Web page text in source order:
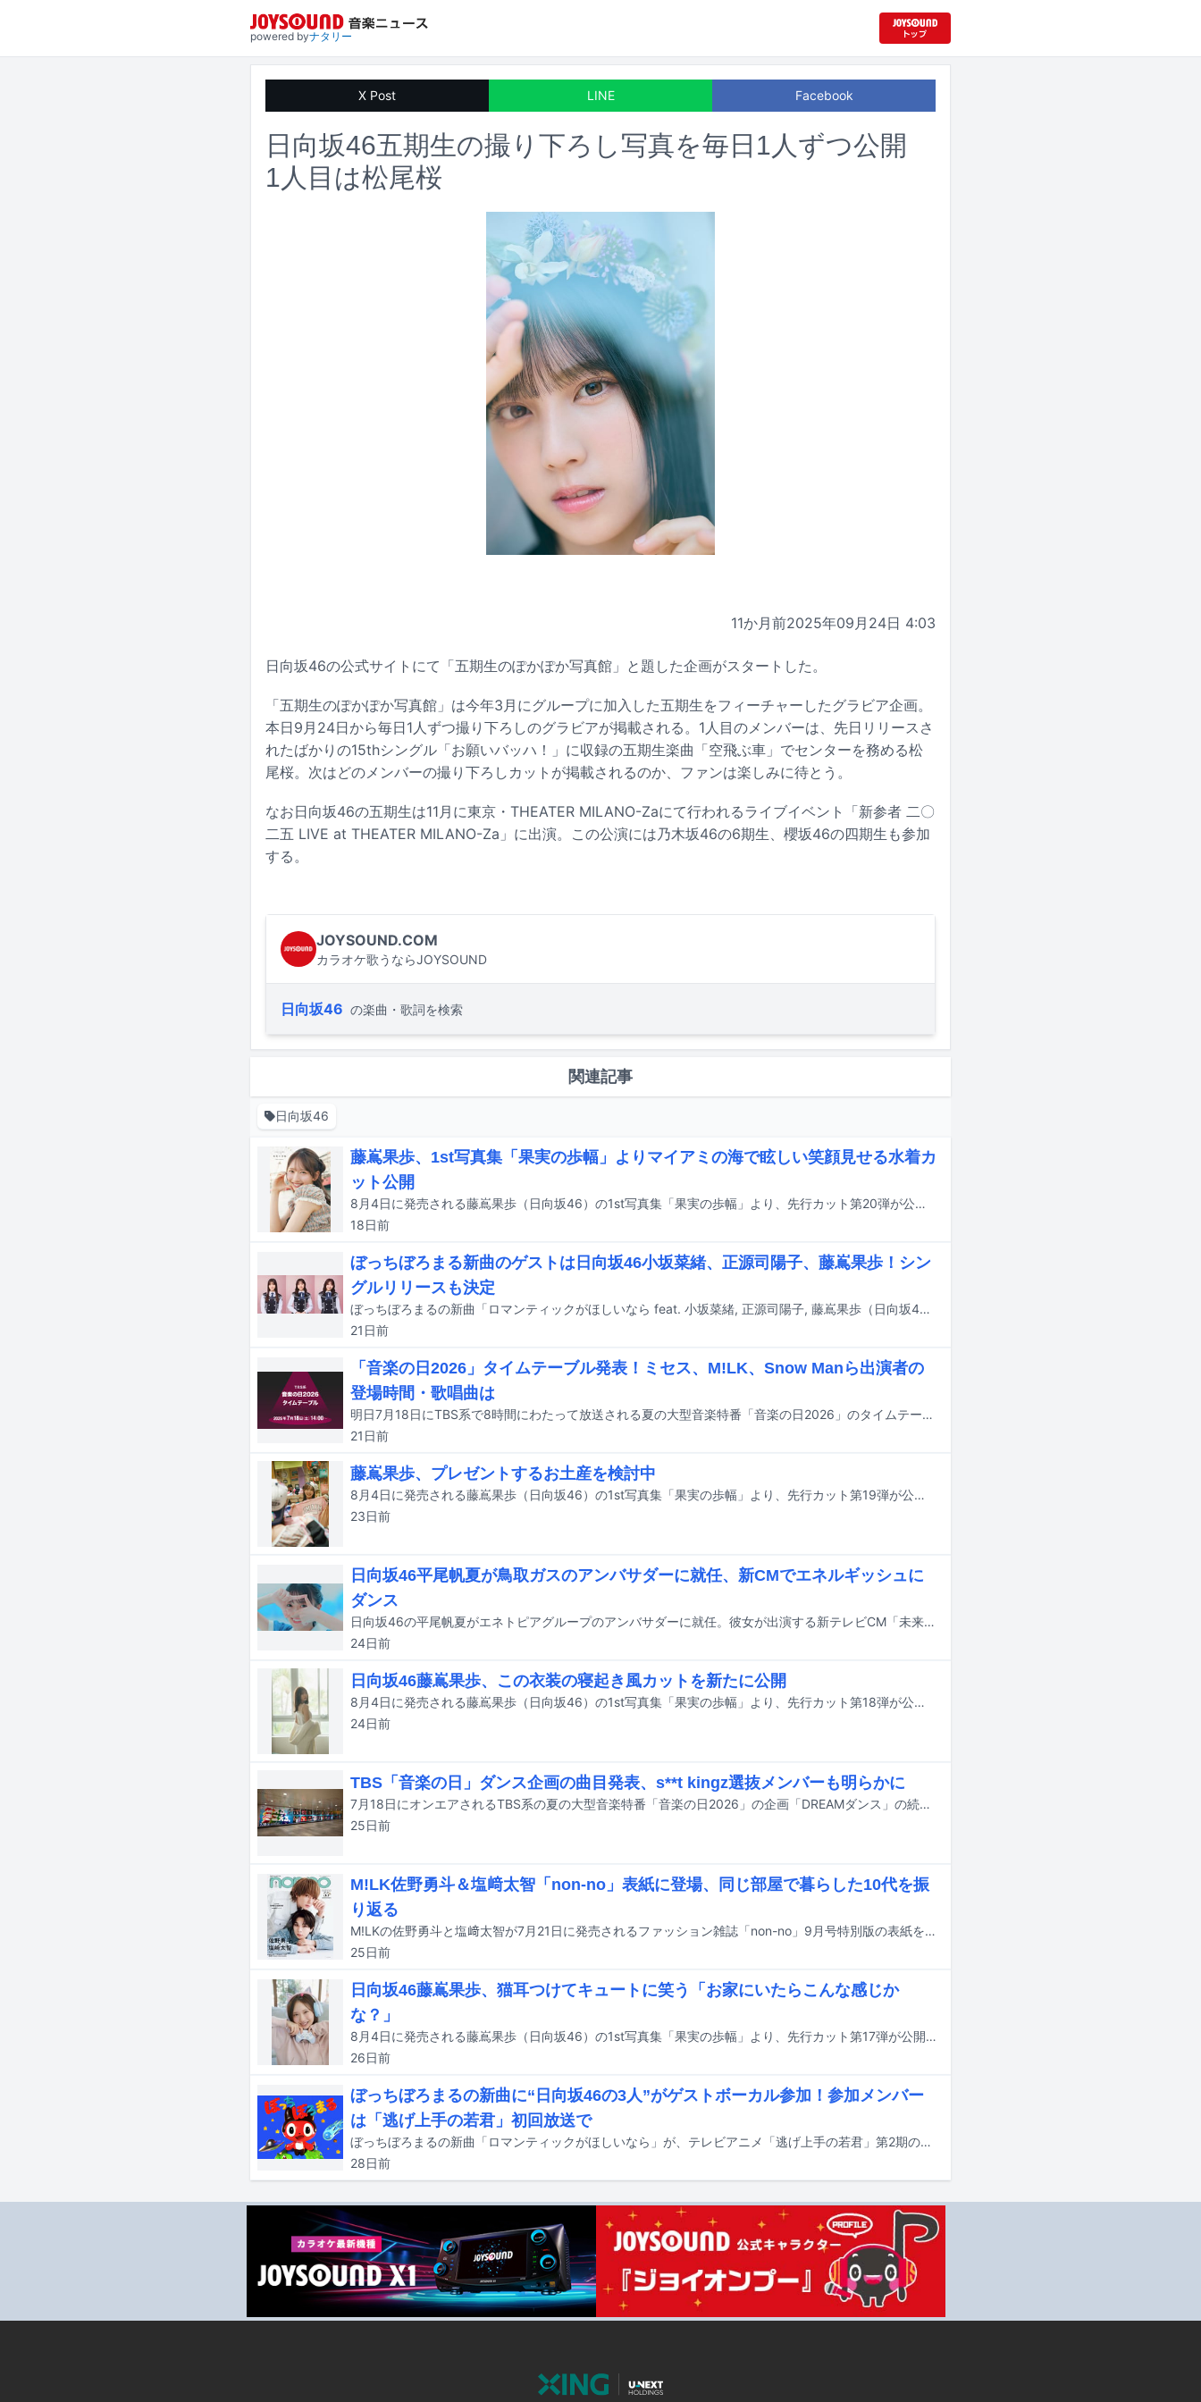
powered byナタリー
X Post LINE Facebook
日向坂46五期生の撮り下ろし写真を毎日1人ずつ公開
1人目は松尾桜
11か月前2025年09月24日 4:03
日向坂46の公式サイトにて「五期生のぽかぽか写真館」と題した企画がスタートした。
「五期生のぽかぽか写真館」は今年3月にグループに加入した五期生をフィーチャーしたグラビア企画。
本日9月24日から毎日1人ずつ撮り下ろしのグラビアが掲載される。1人目のメンバーは、先日リリースさ
れたばかりの15thシングル「お願いバッハ！」に収録の五期生楽曲「空飛ぶ車」でセンターを務める松
尾桜。次はどのメンバーの撮り下ろしカットが掲載されるのか、ファンは楽しみに待とう。
なお日向坂46の五期生は11月に東京・THEATER MILANO-Zaにて行われるライブイベント「新参者 二〇
二五 LIVE at THEATER MILANO-Za」に出演。この公演には乃木坂46の6期生、櫻坂46の四期生も参加
する。
JOYSOUND.COM
カラオケ歌うならJOYSOUND
日向坂46 の楽曲・歌詞を検索
関連記事
日向坂46
藤嶌果歩、1st写真集「果実の歩幅」よりマイアミの海で眩しい笑顔見せる水着カ
ット公開
8月4日に発売される藤嶌果歩（日向坂46）の1st写真集「果実の歩幅」より、先行カット第20弾が公開された。
18日前
ぼっちぼろまる新曲のゲストは日向坂46小坂菜緒、正源司陽子、藤嶌果歩！シン
グルリリースも決定
ぼっちぼろまるの新曲「ロマンティックがほしいなら feat. 小坂菜緒, 正源司陽子, 藤嶌果歩（日向坂46）」が、本日7月18日に配信リリースされた。
21日前
「音楽の日2026」タイムテーブル発表！ミセス、M!LK、Snow Manら出演者の
登場時間・歌唱曲は
明日7月18日にTBS系で8時間にわたって放送される夏の大型音楽特番「音楽の日2026」のタイムテーブルが発表された。
21日前
藤嶌果歩、プレゼントするお土産を検討中
8月4日に発売される藤嶌果歩（日向坂46）の1st写真集「果実の歩幅」より、先行カット第19弾が公開された。
23日前
日向坂46平尾帆夏が鳥取ガスのアンバサダーに就任、新CMでエネルギッシュに
ダンス
日向坂46の平尾帆夏がエネトピアグループのアンバサダーに就任。彼女が出演する新テレビCM「未来を動かすチカラ。」編の放送が、本日7月14日に山陰エリアでスタートした。
24日前
日向坂46藤嶌果歩、この衣装の寝起き風カットを新たに公開
8月4日に発売される藤嶌果歩（日向坂46）の1st写真集「果実の歩幅」より、先行カット第18弾が公開された。
24日前
TBS「音楽の日」ダンス企画の曲目発表、s**t kingz選抜メンバーも明らかに
7月18日にオンエアされるTBS系の夏の大型音楽特番「音楽の日2026」の企画「DREAMダンス」の続報が明らかに。番組の出演アーティスト第4弾やそのほかの企画詳細も発表された。
25日前
M!LK佐野勇斗＆塩﨑太智「non-no」表紙に登場、同じ部屋で暮らした10代を振
り返る
M!LKの佐野勇斗と塩﨑太智が7月21日に発売されるファッション雑誌「non-no」9月号特別版の表紙を飾る。
25日前
日向坂46藤嶌果歩、猫耳つけてキュートに笑う「お家にいたらこんな感じか
な？」
8月4日に発売される藤嶌果歩（日向坂46）の1st写真集「果実の歩幅」より、先行カット第17弾が公開された。
26日前
ぼっちぼろまるの新曲に“日向坂46の3人”がゲストボーカル参加！参加メンバー
は「逃げ上手の若君」初回放送で
ぼっちぼろまるの新曲「ロマンティックがほしいなら」が、テレビアニメ「逃げ上手の若君」第2期のエンディングテーマに決定した。
28日前